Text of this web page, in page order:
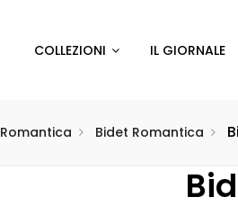
COLLEZIONI IL GIORNALE
Romantica Bidet Romantica